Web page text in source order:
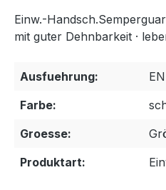
Einw.-
mit guter Dehnbarkeit ·
Ausfuehrung:
Farbe:
Groesse:
Produktart: